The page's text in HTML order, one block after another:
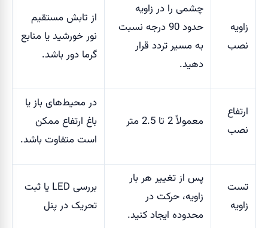
زاویه
نصب
چشمی را در زاویه
حدود 90 درجه نسبت
به مسیر تردد قرار
دهید.
از تابش مستقیم
نور خورشید یا منابع
گرما دور باشد.
ارتفاع
نصب
معمولاً 2 تا 2.5 متر
در محیط‌های باز یا
باغ ارتفاع ممکن
است متفاوت باشد.
تست
زاویه
پس از تغییر هر بار
زاویه، حرکت در
محدوده ایجاد کنید.
بررسی LED یا ثبت
تحریک در پنل